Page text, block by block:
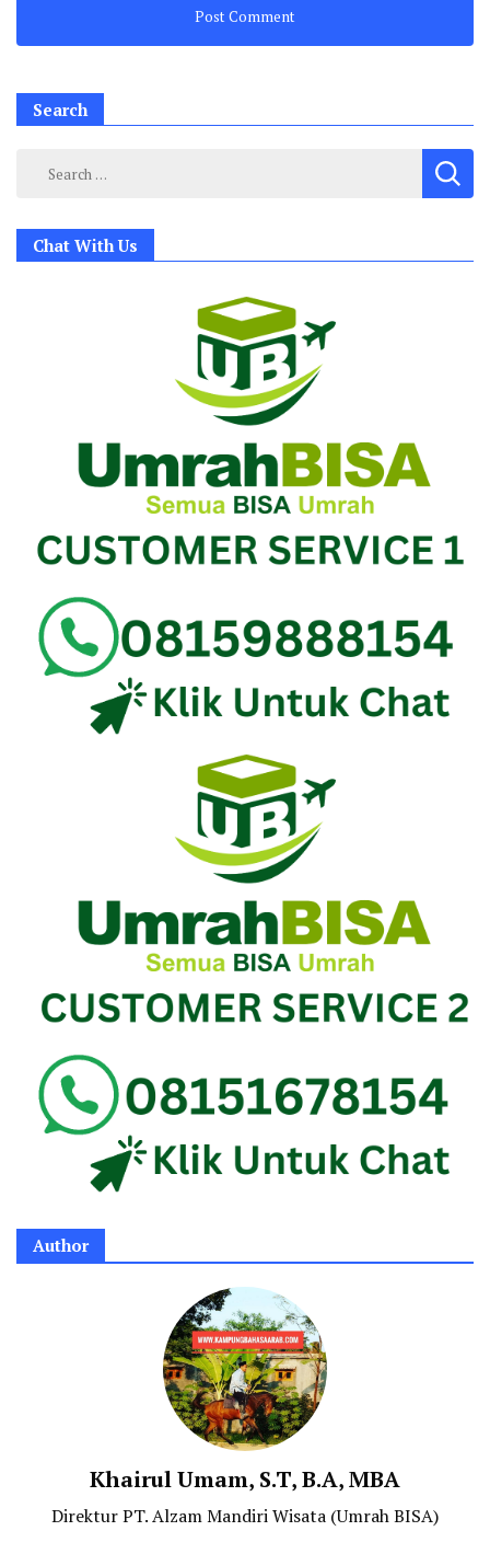
Search
Search
Chat With Us
Author
Khairul Umam, S.T, B.A, MBA
Direktur PT. Alzam Mandiri Wisata (Umrah BISA)